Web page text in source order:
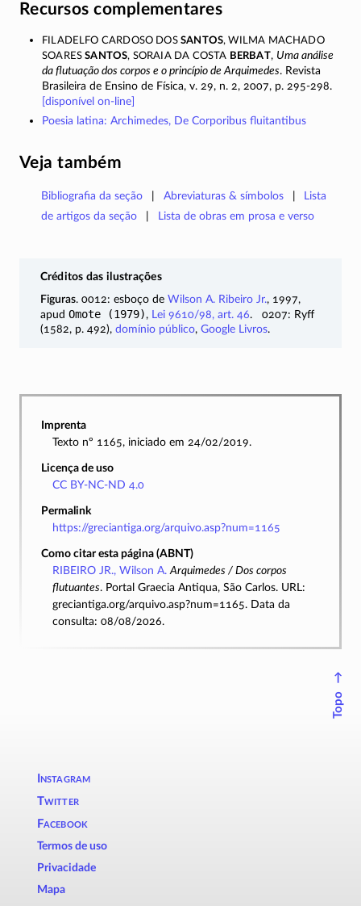
Recursos complementares
Filadelfo Cardoso dosSantos, Wilma Machado
SoaresSantos, Soraia da Costa Berbat, Uma análise
da flutuação dos corpos e o princípio de Arquimedes. Revista
Brasileira de Ensino de Física, v. 29, n. 2, 2007, p. 295-298.
[disponível on-line]
Poesia latina: Archimedes, De Corporibus fluitantibus
Veja também
Bibliografia da seção Abreviaturas & símbolos
Lista
de artigos da seção
Lista de obras em prosa e verso
Créditos das ilustrações
Figuras. 0012: esboço de Wilson A. Ribeiro Jr., 1997,
apud Omote (1979), Lei 9610/98, art. 46. 0207: Ryff
(1582, p. 492), domínio público, Google Livros.
Imprenta
Texto nº 1165, iniciado em 24/02/2019.
Licença de uso
CC BY-NC-ND 4.0
Permalink
https://greciantiga.org/arquivo.asp?num=1165
Como citar esta página (ABNT)
RIBEIRO JR., Wilson A. Arquimedes / Dos corpos
flutuantes. Portal Graecia Antiqua, São Carlos. URL:
greciantiga.org/arquivo.asp?num=1165. Data da
consulta: 08/08/2026.
↑
Topo
Instagram
Twitter
Facebook
Termos de uso
Privacidade
Mapa